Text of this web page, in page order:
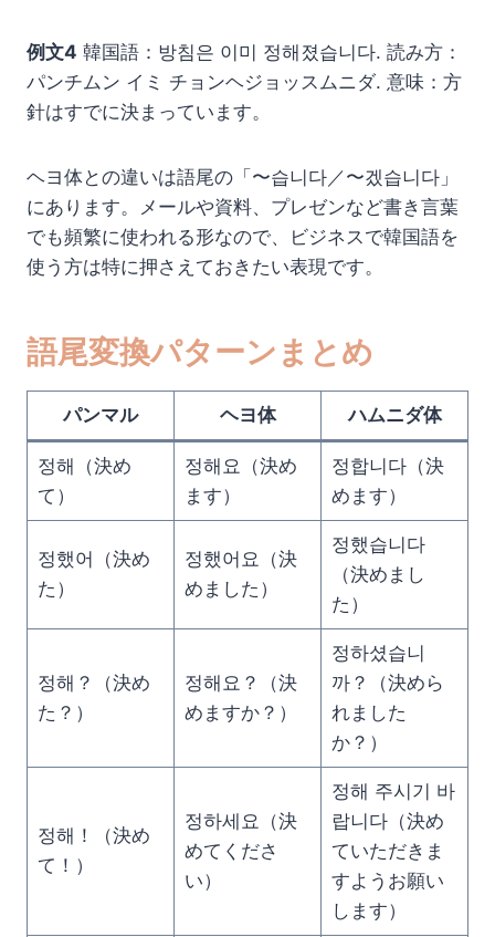
例文4 韓国語：방침은 이미 정해졌습니다. 読み方：
パンチムン イミ チョンヘジョッスムニダ. 意味：方
針はすでに決まっています。
ヘヨ体との違いは語尾の「〜습니다／〜겠습니다」
にあります。メールや資料、プレゼンなど書き言葉
でも頻繁に使われる形なので、ビジネスで韓国語を
使う方は特に押さえておきたい表現です。
語尾変換パターンまとめ
パンマル ヘヨ体 ハムニダ体
정해（決め
て）
정해요（決め
ます）
정합니다（決
めます）
정했어（決め
た）
정했어요（決
めました）
정했습니다
（決めまし
た）
정해？（決め
た？）
정해요？（決
めますか？）
정하셨습니
까？（決めら
れました
か？）
정해！（決め
て！）
정하세요（決
めてくださ
い）
정해 주시기 바
랍니다（決め
ていただきま
すようお願い
します）